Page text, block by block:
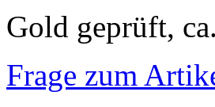
Gold geprüft,
Frage zum